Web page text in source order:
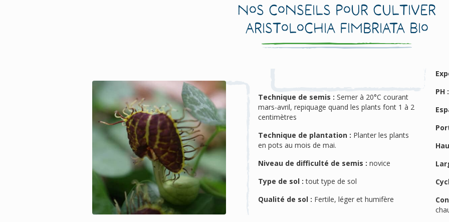
Nos conseils pour cultiver
Aristolochia fimbriata Bio
Technique de semis :
mars-avril, repiquage quand les plants font 1 à 2
centimètres
Technique de plantation :
en pots au mois de mai.
Niveau de difficulté de semis : novice
Type de sol : tout type de sol
Qualité de sol : Fertile, léger et humifère
PH :